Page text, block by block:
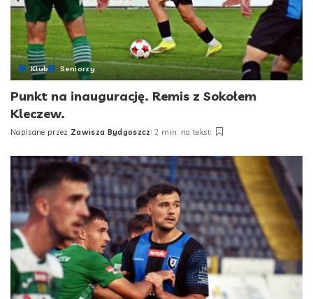
Klub Seniorzy
Punkt na inaugurację. Remis z Sokołem
Kleczew.
Posted
Napisane przez Zawisza Bydgoszcz 2 min. na tekst